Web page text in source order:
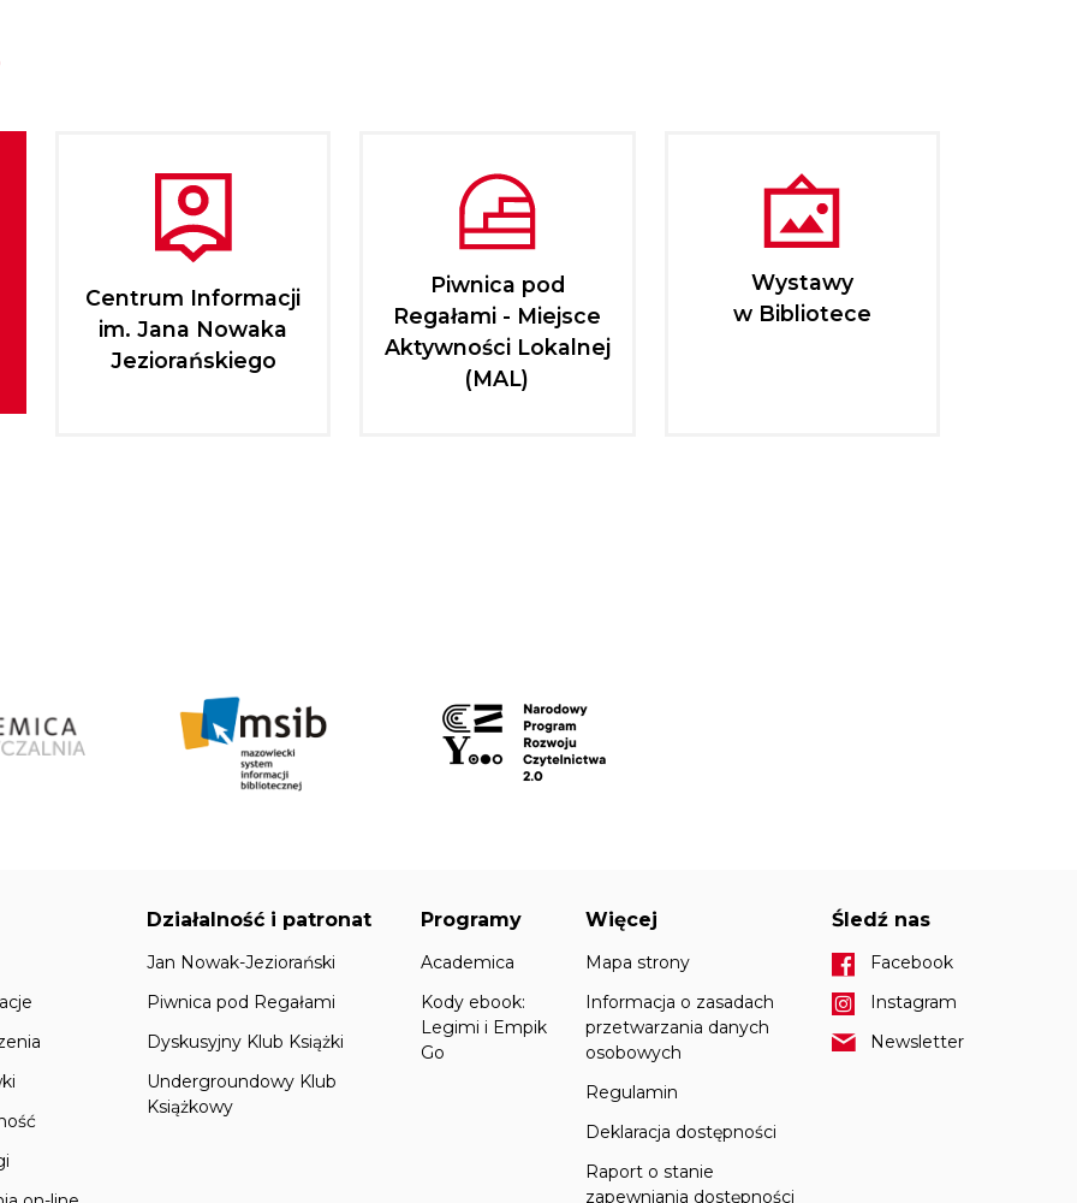
Centrum Informacji
im. Jana Nowaka
Jeziorańskiego
Piwnica pod
Regałami - Miejsce
Aktywności Lokalnej
(MAL)
Wystawy
w Bibliotece
Działalność i patronat
Jan Nowak-Jeziorański
Piwnica pod Regałami
Dyskusyjny Klub Książki
Undergroundowy Klub
Książkowy
Programy
Academica
Kody ebook:
Legimi i Empik
Go
Więcej
Mapa strony
Informacja o zasadach
przetwarzania danych
osobowych
Regulamin
Deklaracja dostępności
Raport o stanie
zapewniania dostępności
Śledź nas
Facebook
Instagram
Newsletter